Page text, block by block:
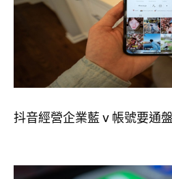
抖音經營企業藍 v 帳號要通